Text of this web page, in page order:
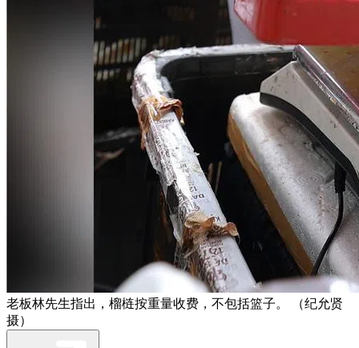
老板林先生指出，榴梿按重量收费，不包括篮子。 （纪允贤
摄）